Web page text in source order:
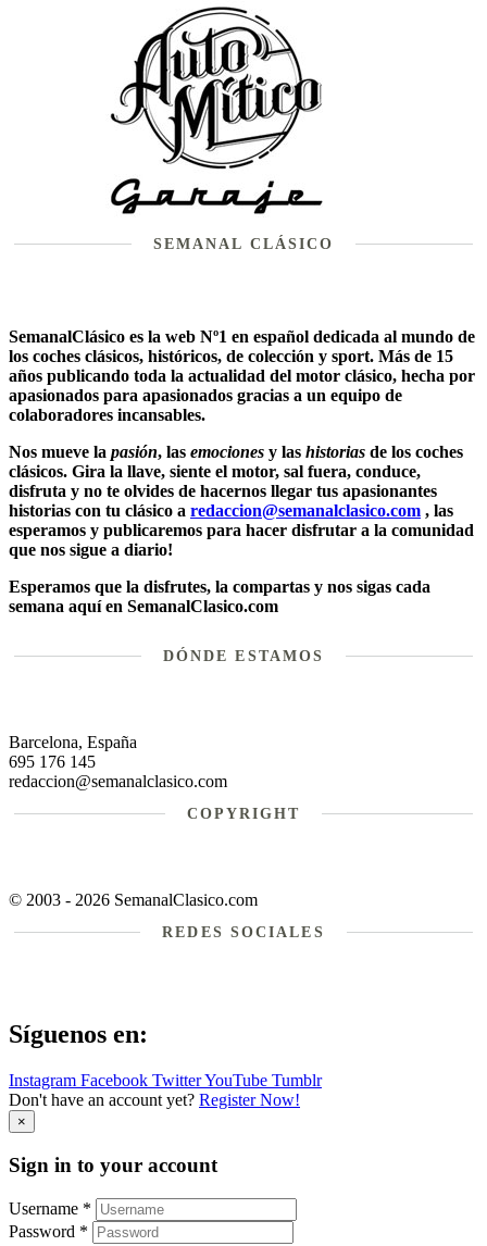
SEMANAL CLÁSICO
SemanalClásico es la web Nº1 en español dedicada al mundo de
los coches clásicos, históricos, de colección y sport. Más de 15
años publicando toda la actualidad del motor clásico, hecha por
apasionados para apasionados gracias a un equipo de
colaboradores incansables.
Nos mueve la pasión, las emociones y las historias de los coches
clásicos. Gira la llave, siente el motor, sal fuera, conduce,
disfruta y no te olvides de hacernos llegar tus apasionantes
historias con tu clásico a redaccion@semanalclasico.com , las
esperamos y publicaremos para hacer disfrutar a la comunidad
que nos sigue a diario!
Esperamos que la disfrutes, la compartas y nos sigas cada
semana aquí en SemanalClasico.com
DÓNDE ESTAMOS
Barcelona, España
695 176 145
redaccion@semanalclasico.com
COPYRIGHT
© 2003 - 2026 SemanalClasico.com
REDES SOCIALES
Síguenos en:
Instagram Facebook TwitterYouTube Tumblr
Don't have an account yet? Register Now!
×
Sign in to your account
Username *
Password *